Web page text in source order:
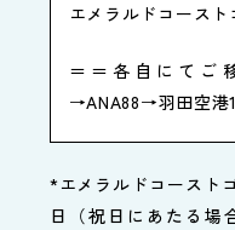
エメラルドコース
＝＝各自にてご
→ANA88→羽田空港
*エメラルドコースト
日（祝日にあたる場